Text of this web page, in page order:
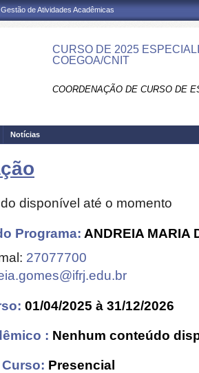
de Atividades Acadêmicas
CURSO DE 2025
COEGOA/CNIT
COORDENAÇÃO DE CURSO DE
Notícias
disponível até o momento
Programa: ANDREIA MARIA
27077700
01/04/2025 à 31/12/2026
: Nenhum conteúdo
Presencial